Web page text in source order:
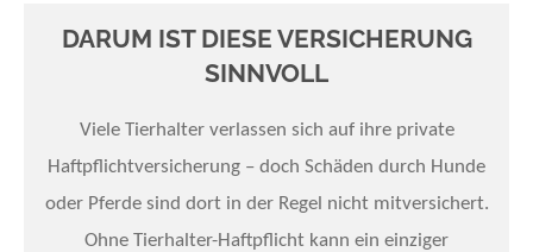
DARUM IST DIESE VERSICHERUNG
SINNVOLL
Viele Tierhalter verlassen sich auf ihre private
Haftpflichtversicherung – doch Schäden durch Hunde
oder Pferde sind dort in der Regel nicht mitversichert.
Ohne Tierhalter-Haftpflicht kann ein einziger